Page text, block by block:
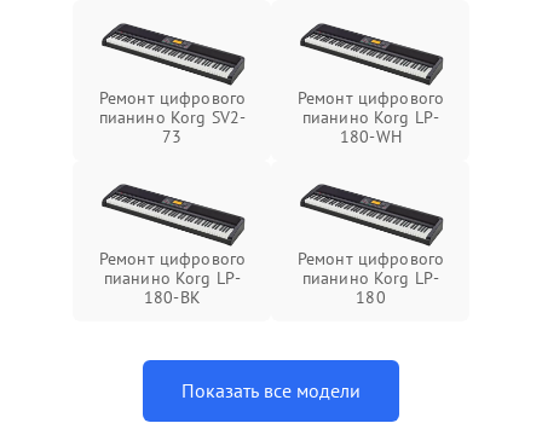
Ремонт цифрового
пианино Korg SV2-
73
Ремонт цифрового
пианино Korg LP-
180-WH
Ремонт цифрового
пианино Korg LP-
180-BK
Ремонт цифрового
пианино Korg LP-
180
Показать все модели